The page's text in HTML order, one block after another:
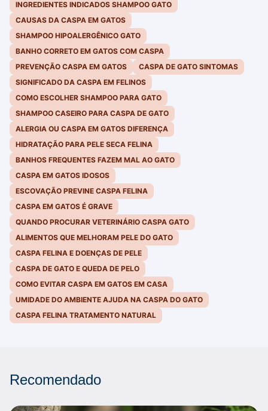
INGREDIENTES INDICADOS SHAMPOO GATO
CAUSAS DA CASPA EM GATOS
SHAMPOO HIPOALERGÊNICO GATO
BANHO CORRETO EM GATOS COM CASPA
PREVENÇÃO CASPA EM GATOS
CASPA DE GATO SINTOMAS
SIGNIFICADO DA CASPA EM FELINOS
COMO ESCOLHER SHAMPOO PARA GATO
SHAMPOO CASEIRO PARA CASPA DE GATO
ALERGIA OU CASPA EM GATOS DIFERENÇA
HIDRATAÇÃO PARA PELE SECA FELINA
BANHOS FREQUENTES FAZEM MAL AO GATO
CASPA EM GATOS IDOSOS
ESCOVAÇÃO PREVINE CASPA FELINA
CASPA EM GATOS É GRAVE
QUANDO PROCURAR VETERINÁRIO CASPA GATO
ALIMENTOS QUE MELHORAM PELE DO GATO
CASPA FELINA E DOENÇAS DE PELE
CASPA DE GATO E QUEDA DE PELO
COMO EVITAR CASPA EM GATOS EM CASA
UMIDADE DO AMBIENTE AJUDA NA CASPA DO GATO
CASPA FELINA TRATAMENTO NATURAL
Recomendado